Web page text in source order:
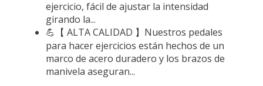
ejercicio, fácil de ajustar la intensidad
girando la...
💪【 ALTA CALIDAD 】Nuestros pedales
para hacer ejercicios están hechos de un
marco de acero duradero y los brazos de
manivela aseguran...